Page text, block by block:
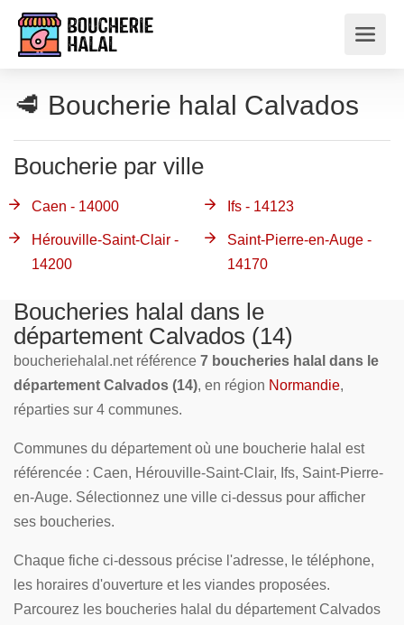
🥩 Boucherie halal Calvados
Boucherie par ville
Caen - 14000
Hérouville-Saint-Clair -
14200
Ifs - 14123
Saint-Pierre-en-Auge -
14170
Boucheries halal dans le
département Calvados (14)
boucheriehalal.net référence 7 boucheries halal dans le
département Calvados (14), en région Normandie,
réparties sur 4 communes.
Communes du département où une boucherie halal est
référencée : Caen, Hérouville-Saint-Clair, Ifs, Saint-Pierre-
en-Auge. Sélectionnez une ville ci-dessus pour afficher
ses boucheries.
Chaque fiche ci-dessous précise l'adresse, le téléphone,
les horaires d'ouverture et les viandes proposées.
Parcourez les boucheries halal du département Calvados